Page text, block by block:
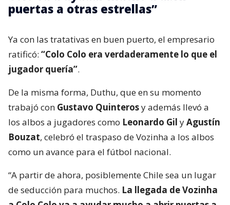
puertas a otras estrellas”
Ya con las tratativas en buen puerto, el empresario
ratificó: “Colo Colo era verdaderamente lo que el
jugador quería”.
De la misma forma, Duthu, que en su momento
trabajó con Gustavo Quinterosy además llevó a
los albos a jugadores como Leonardo Gil yAgustín
Bouzat, celebró el traspaso de Vozinha a los albos
como un avance para el fútbol nacional.
“A partir de ahora, posiblemente Chile sea un lugar
de seducción para muchos. La llegada de Vozinha